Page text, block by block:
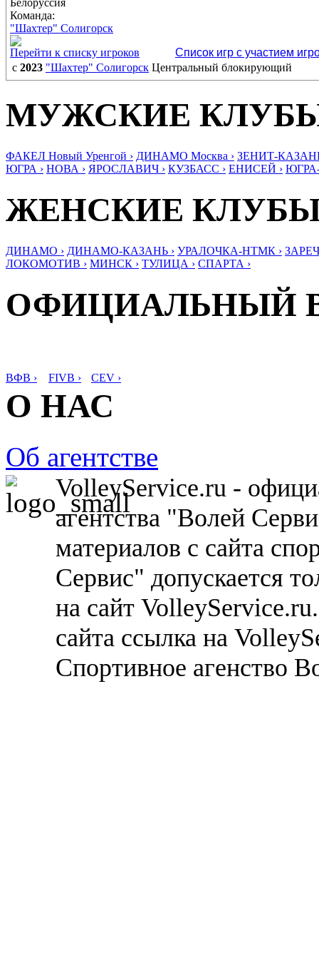
Белоруссия
Команда:
"Шахтер" Солигорск
Перейти к списку игроков
Список игр с участием
с 2023 "Шахтер" Солигорск Центральный блокирующий
МУЖСКИЕ
ФАКЕЛ Новый Уренгой › ДИНАМО Москва › ЗЕНИТ-
ЮГРА › НОВА › ЯРОСЛАВИЧ › КУЗБАСС › ЕНИСЕЙ ›
ЖЕНСКИЕ
ДИНАМО › ДИНАМО-КАЗАНЬ › УРАЛОЧКА-НТМК ›
ЛОКОМОТИВ › МИНСК › ТУЛИЦА › СПАРТА ›
ОФИЦИАЛЬНЫЙ
ВФВ › FIVB › CEV ›
О НАС
Об агентстве
VolleyService.ru -
агентства "Волей
материалов с сайта
Сервис" допускается
на сайт
сайта ссылка на
Спортивное агенство